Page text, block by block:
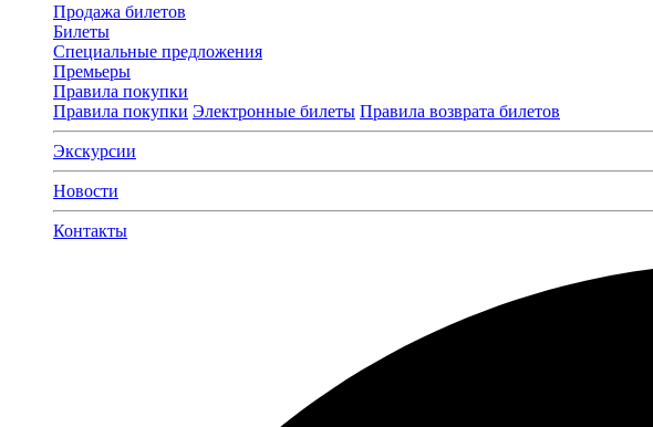
Продажа билетов
Билеты
Специальные предложения
Премьеры
Правила покупки
Правила покупки Электронные билеты Правила возврата билетов
Экскурсии
Новости
Контакты